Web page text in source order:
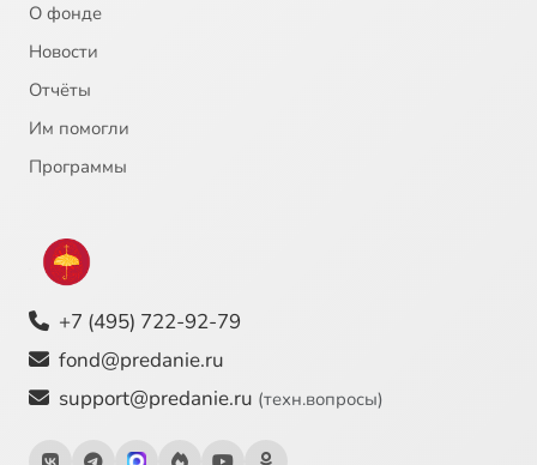
О фонде
Новости
Отчёты
Им помогли
Программы
+7 (495) 722-92-79
fond@predanie.ru
support@predanie.ru (техн.вопросы)